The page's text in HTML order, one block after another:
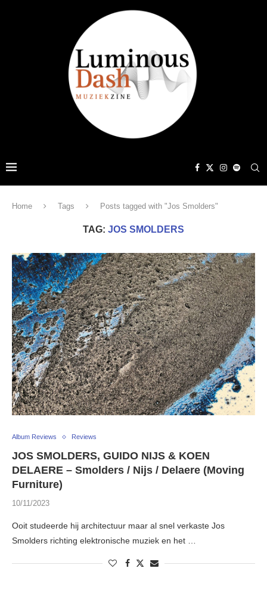
Home Tags Posts tagged with "Jos Smolders"
TAG: JOS SMOLDERS
Album Reviews Reviews
JOS SMOLDERS, GUIDO NIJS & KOEN
DELAERE – Smolders / Nijs / Delaere (Moving
Furniture)
10/11/2023
Ooit studeerde hij architectuur maar al snel verkaste Jos
Smolders richting elektronische muziek en het …